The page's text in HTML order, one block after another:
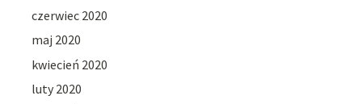
czerwiec 2020
maj 2020
kwiecień 2020
luty 2020